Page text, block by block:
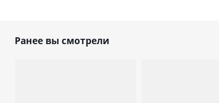
Ранее вы смотрели